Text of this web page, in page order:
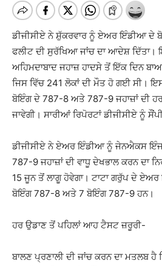
ਡੀਜੀਸੀਏ ਨੇ ਸ਼ੁੱਕਰਵਾਰ ਨੂੰ ਏਅਰ ਇੰਡੀਆ ਦੇ
ਫਲੀਟ ਦੀ ਸੁਰੱਖਿਆ ਜਾਂਚ ਦਾ ਆਦੇਸ਼
ਅਹਿਮਦਾਬਾਦ ਜਹਾਜ਼ ਹਾਦਸੇ ਤੋਂ ਇੱਕ ਦਿਨ
ਜਿਸ ਵਿੱਚ 241 ਲੋਕਾਂ ਦੀ ਮੌਤ ਹੋ ਗਈ ਸੀ।
ਬੋਇੰਗ ਦੇ 787-8 ਅਤੇ 787-9 ਜਹਾਜ਼ਾਂ ਦੀ ਹਰ
ਜਾਵੇਗੀ। ਸਾਰੀਆਂ ਰਿਪੋਰਟਾਂ ਡੀਜੀਸੀਏ ਨੂੰ
ਡੀਜੀਸੀਏ ਨੇ ਏਅਰ ਇੰਡੀਆ ਨੂੰ ਜੇਨਐਕਸ
787-9 ਜਹਾਜ਼ਾਂ ਦੀ ਵਾਧੂ ਦੇਖਭਾਲ ਕਰਨ ਦਾ
15 ਜੂਨ ਤੋਂ ਲਾਗੂ ਹੋਵੇਗਾ। ਟਾਟਾ ਗਰੁੱਪ ਦੇ
ਬੋਇੰਗ 787-8 ਅਤੇ 7 ਬੋਇੰਗ 787-9 ਹਨ।
ਹਰ ਉਡਾਣ ਤੋਂ ਪਹਿਲਾਂ ਆਹ ਟੈਸਟ ਜ਼ਰੂਰੀ-
ਬਾਲਣ ਪ੍ਰਣਾਲੀ ਦੀ ਜਾਂਚ ਕਰਨ ਦਾ ਮਤਲਬ ਹੈ